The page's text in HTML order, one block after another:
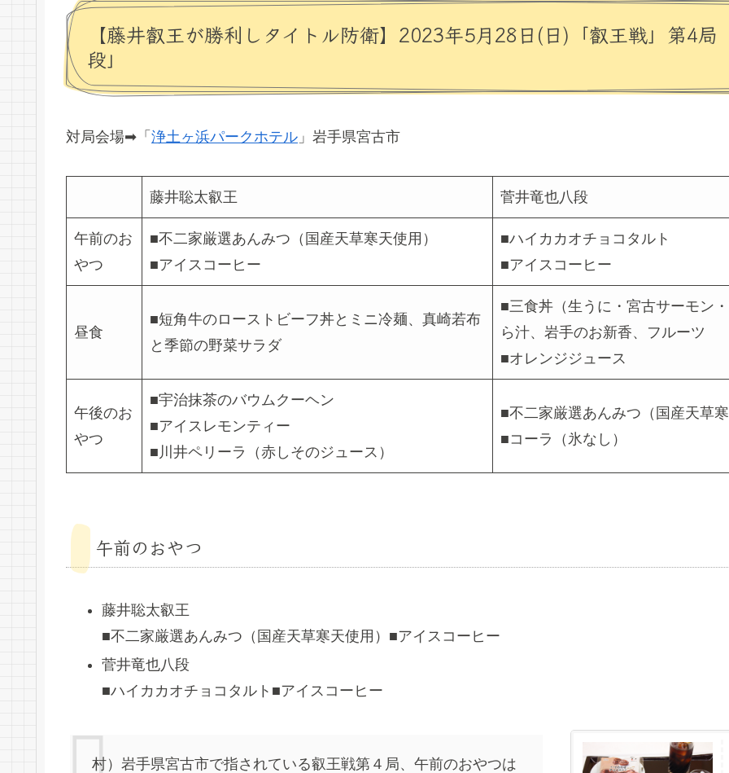
【藤井叡王が勝利しタイトル防衛】2023年5月28日(日)「叡王戦」第4
段」
対局会場➡「 浄土ヶ浜パークホテル 」岩手県宮古市
藤井聡太叡王 菅井竜也八段
午前のお
やつ
■不二家厳選あんみつ（国産天草寒天使用）
■アイスコーヒー
■ハイカカオチョコタルト
■アイスコーヒー
昼食
■短角牛のローストビーフ丼とミニ冷麺、真崎若布
と季節の野菜サラダ
■三食丼（生うに・宮古サーモン
ら汁、岩手のお新香、フルーツ
■オレンジジュース
午後のお
やつ
■宇治抹茶のバウムクーヘン
■アイスレモンティー
■川井ペリーラ（赤しそのジュース）
■不二家厳選あんみつ（国産天草寒
■コーラ（氷なし）
午前のおやつ
藤井聡太叡王
■不二家厳選あんみつ（国産天草寒天使用）■アイスコーヒー
菅井竜也八段
■ハイカカオチョコタルト■アイスコーヒー
村）岩手県宮古市で指されている叡王戦第４局、午前のおやつは